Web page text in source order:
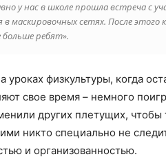
у нас в школе прошла встреча с
маскировочных сетях. После этого
ребят».
физкультуры, когда
свое время – немного
других плетущих, чтобы
никто специально не
и организованностью.